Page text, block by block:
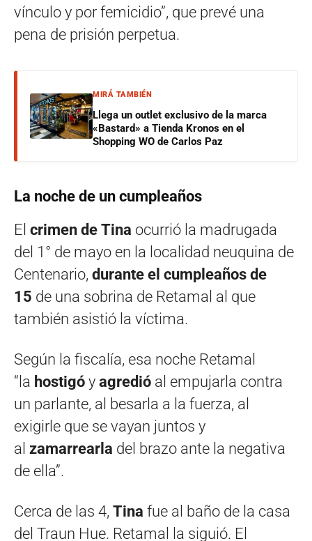
vínculo y por femicidio”, que prevé una
pena de prisión perpetua.
MIRÁ TAMBIÉN
Llega un outlet exclusivo de la marca
«Bastard» a Tienda Kronos en el
Shopping WO de Carlos Paz
La noche de un cumpleaños
El crimen de Tina ocurrió la madrugada
del 1° de mayo en la localidad neuquina de
Centenario, durante el cumpleaños de
15 de una sobrina de Retamal al que
también asistió la víctima.
Según la fiscalía, esa noche Retamal
“la hostigó y agredió al empujarla contra
un parlante, al besarla a la fuerza, al
exigirle que se vayan juntos y
al zamarrearla del brazo ante la negativa
de ella”.
Cerca de las 4, Tina fue al baño de la casa
del Traun Hue. Retamal la siguió. El